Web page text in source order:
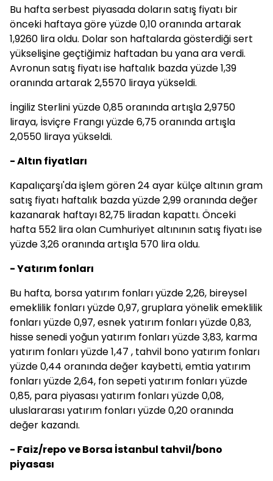
Bu hafta serbest piyasada doların satış fiyatı bir
önceki haftaya göre yüzde 0,10 oranında artarak
1,9260 lira oldu. Dolar son haftalarda gösterdiği sert
yükselişine geçtiğimiz haftadan bu yana ara verdi.
Avronun satış fiyatı ise haftalık bazda yüzde 1,39
oranında artarak 2,5570 liraya yükseldi.
İngiliz Sterlini yüzde 0,85 oranında artışla 2,9750
liraya, İsviçre Frangı yüzde 6,75 oranında artışla
2,0550 liraya yükseldi.
- Altın fiyatları
Kapalıçarşı'da işlem gören 24 ayar külçe altının gram
satış fiyatı haftalık bazda yüzde 2,99 oranında değer
kazanarak haftayı 82,75 liradan kapattı. Önceki
hafta 552 lira olan Cumhuriyet altınının satış fiyatı ise
yüzde 3,26 oranında artışla 570 lira oldu.
- Yatırım fonları
Bu hafta, borsa yatırım fonları yüzde 2,26, bireysel
emeklilik fonları yüzde 0,97, gruplara yönelik emeklilik
fonları yüzde 0,97, esnek yatırım fonları yüzde 0,83,
hisse senedi yoğun yatırım fonları yüzde 3,83, karma
yatırım fonları yüzde 1,47 , tahvil bono yatırım fonları
yüzde 0,44 oranında değer kaybetti, emtia yatırım
fonları yüzde 2,64, fon sepeti yatırım fonları yüzde
0,85, para piyasası yatırım fonları yüzde 0,08,
uluslararası yatırım fonları yüzde 0,20 oranında
değer kazandı.
- Faiz/repo ve Borsa İstanbul tahvil/bono
piyasası